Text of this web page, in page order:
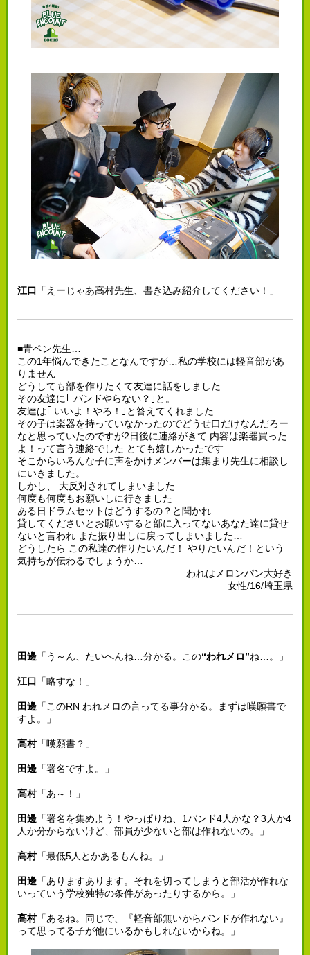
江口 「えーじゃあ高村先生、書き込み紹介してください！」
■青ペン先生…
この1年悩んできたことなんですが…私の学校には軽音部があ
りません
どうしても部を作りたくて友達に話をしました
その友達に｢ バンドやらない？｣と。
友達は｢ いいよ！やろ！｣と答えてくれました
その子は楽器を持っていなかったのでどうせ口だけなんだろー
なと思っていたのですが2日後に連絡がきて 内容は楽器買った
よ！って言う連絡でした とても嬉しかったです
そこからいろんな子に声をかけメンバーは集まり先生に相談し
にいきました。
しかし、 大反対されてしまいました
何度も何度もお願いしに行きました
ある日ドラムセットはどうするの？と聞かれ
貸してくださいとお願いすると部に入ってないあなた達に貸せ
ないと言われ また振り出しに戻ってしまいました…
どうしたら この私達の作りたいんだ！ やりたいんだ！という
気持ちが伝わるでしょうか…
われはメロンパン大好き
女性/16/埼玉県
田邊「う～ん、たいへんね…分かる。この“われメロ”ね…。」
江口 「略すな！」
田邊「このRN われメロの言ってる事分かる。まずは嘆願書で
すよ。」
高村「嘆願書？」
田邊「署名ですよ。」
高村「あ～！」
田邊「署名を集めよう！やっぱりね、1バンド4人かな？3人か4
人か分からないけど、部員が少ないと部は作れないの。」
高村「最低5人とかあるもんね。」
田邊「ありますあります。それを切ってしまうと部活が作れな
いっていう学校独特の条件があったりするから。」
高村「あるね。同じで、『軽音部無いからバンドが作れない』
って思ってる子が他にいるかもしれないからね。」